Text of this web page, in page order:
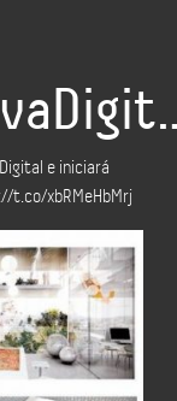
e iniciará
t.co/xbRMeHbMrj